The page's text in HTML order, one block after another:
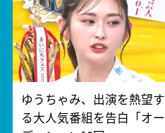
ゆうちゃみ、出演を熱望す
る大人気番組を告白「オー